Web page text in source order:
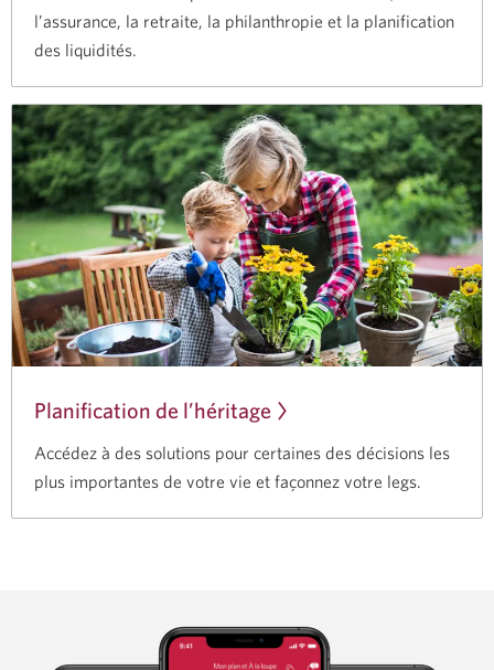
l’assurance, la retraite, la philanthropie et la planification
des liquidités.
Planification de l’héritage
Accédez à des solutions pour certaines des décisions les
plus importantes de votre vie et façonnez votre legs.